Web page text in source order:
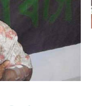
যাত্রী"